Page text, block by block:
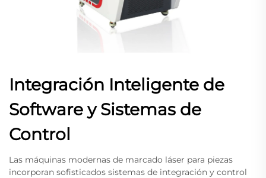
Integración Inteligente de
Software y Sistemas de
Control
Las máquinas modernas de marcado láser para piezas
incorporan sofisticados sistemas de integración y control